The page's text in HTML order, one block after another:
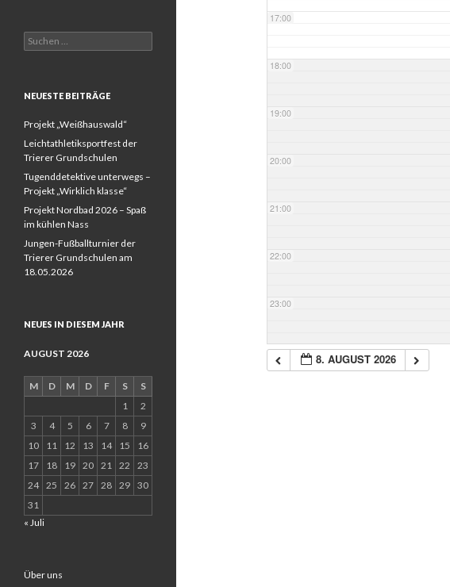
17:00
18:00
19:00
20:00
21:00
22:00
23:00
8. AUGUST 2026
Suchen
nach:
NEUESTE BEITRÄGE
Projekt „Weißhauswald“
Leichtathletiksportfest der
Trierer Grundschulen
Tugenddetektive unterwegs –
Projekt „Wirklich klasse“
Projekt Nordbad 2026 – Spaß
im kühlen Nass
Jungen-Fußballturnier der
Trierer Grundschulen am
18.05.2026
NEUES IN DIESEM JAHR
AUGUST 2026
M D M D F S
S
1
2
3
4 5 6 7 8
9
10
11 12 13 14 15
16
17
18 19 20 21 22
23
24 25 26 27 28 29 30
31
« Juli
Über uns